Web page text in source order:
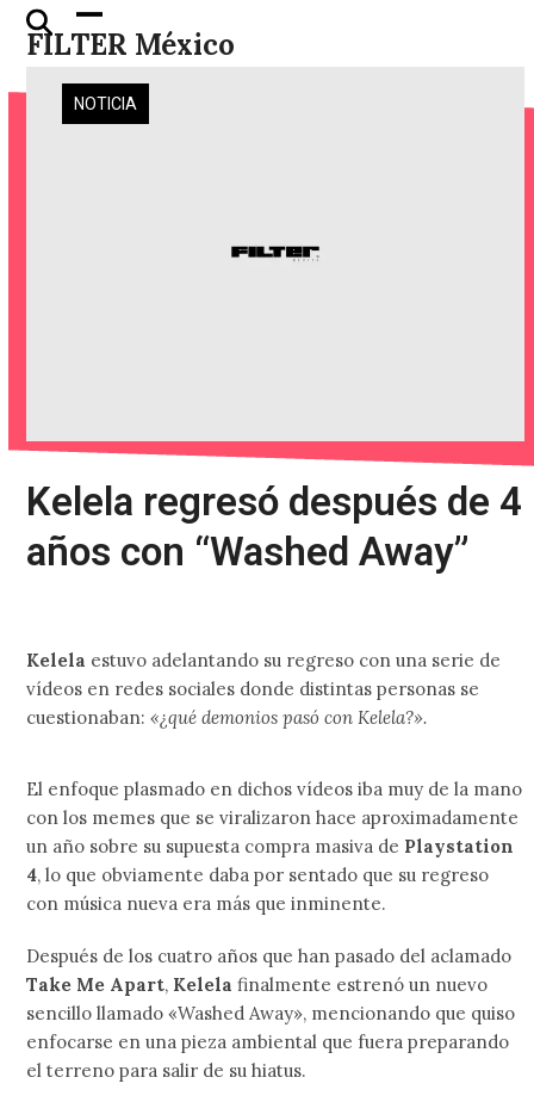
Skip
FILTER México
Open
mobile
menu
Close
mobile
menu
NOTICIA
Kelela regresó después de 4
años con “Washed Away”
Kelela estuvo adelantando su regreso con una serie de
vídeos en redes sociales donde distintas personas se
cuestionaban:«¿qué demonios pasó con Kelela?».
El enfoque plasmado en dichos vídeos iba muy de la mano
con los memes que se viralizaron hace aproximadamente
un año sobre su supuesta compra masiva de Playstation
4, lo que obviamente daba por sentado que su regreso
con música nueva era más que inminente.
Después de los cuatro años que han pasado del aclamado
Take Me Apart, Kelela finalmente estrenó un nuevo
sencillo llamado «Washed Away», mencionando que quiso
enfocarse en una pieza ambiental que fuera preparando
el terreno para salir de su hiatus.